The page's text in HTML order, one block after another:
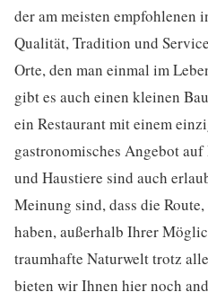
der am meisten empfohlenen
Qualität, Tradition und
Orte, den man einmal im
gibt es auch einen kleinen
ein Restaurant mit einem
gastronomisches Angebot
und Haustiere sind auch
Meinung sind, dass die
haben, außerhalb Ihrer
traumhafte Naturwelt trotz
bieten wir Ihnen hier noch